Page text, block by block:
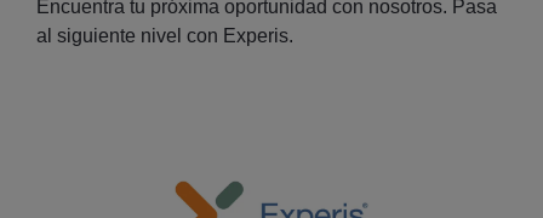
Encuentra tu próxima oportunidad con nosotros. Pasa
al siguiente nivel con Experis.